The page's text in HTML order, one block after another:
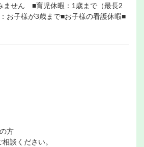
ません ■育児休暇：1歳まで（最長2
お子様が3歳まで■お子様の看護休暇■
方
談ください。